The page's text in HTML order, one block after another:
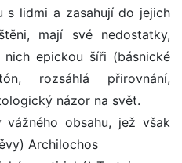
s lidmi a zasahují do jejich
mají své nedostatky,
epickou šíři (básnické
rozsáhlá přirovnání,
názor na svět.
obsahu, jež však
Archilochos